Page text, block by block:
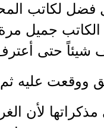
فضل لكاتب
الكاتب جميل
شيئاً حتى
عليه ثم
لأن